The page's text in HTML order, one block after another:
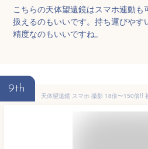
こちらの天体望遠鏡はスマホ連動も
扱えるのもいいです。持ち運びやす
精度なのもいいですね。
9th